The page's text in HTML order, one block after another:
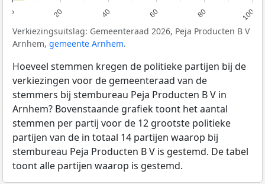
0 20 40 60 80 100
Verkiezingsuitslag: Gemeenteraad 2026, Peja Producten B V
Arnhem, gemeente Arnhem.
Hoeveel stemmen kregen de politieke partijen bij de
verkiezingen voor de gemeenteraad van de
stemmers bij stembureau Peja Producten B V in
Arnhem? Bovenstaande grafiek toont het aantal
stemmen per partij voor de 12 grootste politieke
partijen van de in totaal 14 partijen waarop bij
stembureau Peja Producten B V is gestemd. De tabel
toont alle partijen waarop is gestemd.